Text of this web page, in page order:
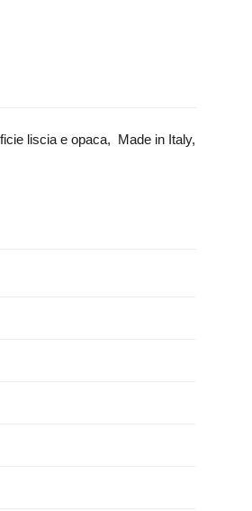
liscia e opaca, Made in Italy,